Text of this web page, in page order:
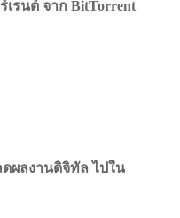
รนต์ จาก BitTorrent
ผลงานดิจิทัล ไปใน